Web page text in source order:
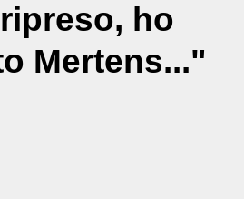
ho
Mertens..."